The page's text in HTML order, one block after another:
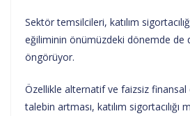
Sektör temsilcileri, katılım
eğiliminin önümüzdeki dönemde de
öngörüyor.
Özellikle alternatif ve faizsiz
talebin artması, katılım